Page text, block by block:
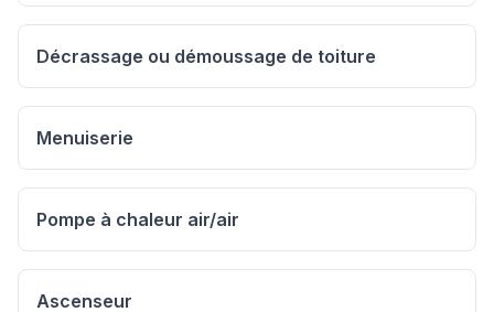
Décrassage ou démoussage de toiture
Menuiserie
Pompe à chaleur air/air
Ascenseur